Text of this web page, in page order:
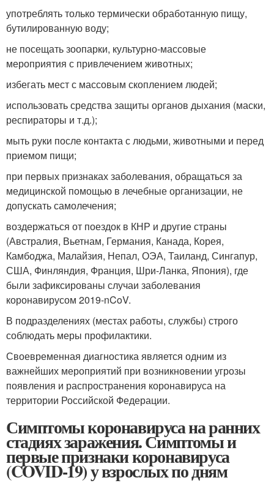
употреблять только термически обработанную пищу,
бутилированную воду;
не посещать зоопарки, культурно-массовые
мероприятия с привлечением животных;
избегать мест с массовым скоплением людей;
использовать средства защиты органов дыхания (маски,
респираторы и т.д.);
мыть руки после контакта с людьми, животными и перед
приемом пищи;
при первых признаках заболевания, обращаться за
медицинской помощью в лечебные организации, не
допускать самолечения;
воздержаться от поездок в КНР и другие страны
(Австралия, Вьетнам, Германия, Канада, Корея,
Камбоджа, Малайзия, Непал, ОЭА, Таиланд, Сингапур,
США, Финляндия, Франция, Шри-Ланка, Япония), где
были зафиксированы случаи заболевания
коронавирусом 2019-nCoV.
В подразделениях (местах работы, службы) строго
соблюдать меры профилактики.
Своевременная диагностика является одним из
важнейших мероприятий при возникновении угрозы
появления и распространения коронавируса на
территории Российской Федерации.
Симптомы коронавируса на ранних
стадиях заражения. Симптомы и
первые признаки коронавируса
(COVID-19) у взрослых по дням